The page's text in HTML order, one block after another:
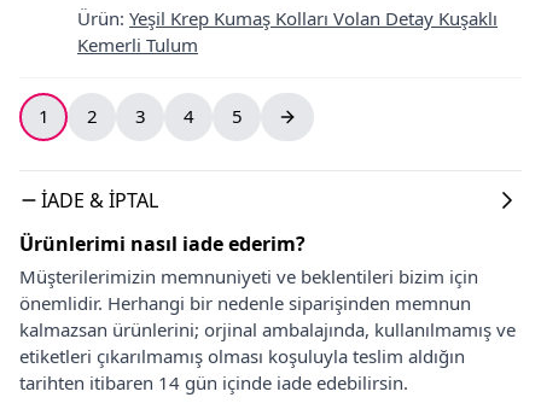
Ürün: Yeşil Krep Kumaş Kolları Volan Detay Kuşaklı
Kemerli Tulum
1 2 3 4 5
İADE & İPTAL
Ürünlerimi nasıl iade ederim?
Müşterilerimizin memnuniyeti ve beklentileri bizim için
önemlidir. Herhangi bir nedenle siparişinden memnun
kalmazsan ürünlerini; orjinal ambalajında, kullanılmamış ve
etiketleri çıkarılmamış olması koşuluyla teslim aldığın
tarihten itibaren 14 gün içinde iade edebilirsin.